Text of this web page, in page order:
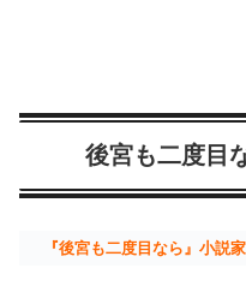
後宮も二度目
『後宮も二度目なら』小説